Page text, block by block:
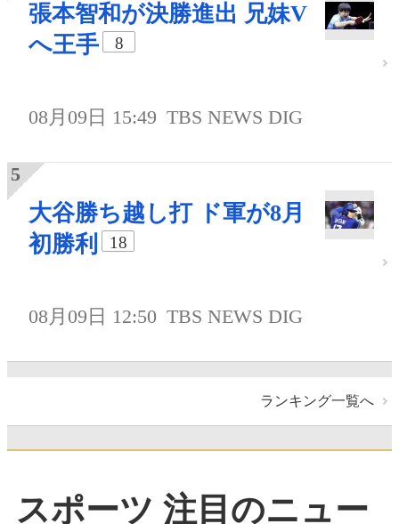
張本智和が決勝進出 兄妹V
へ王手
8
08月09日 15:49 TBS NEWS DIG
大谷勝ち越し打 ド軍が8月
初勝利
18
08月09日 12:50 TBS NEWS DIG
ランキング一覧へ
スポーツ 注目のニュー